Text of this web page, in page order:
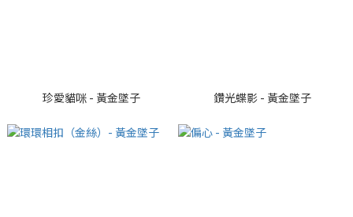
珍愛貓咪 - 黃金墜子 鑽光蝶影 - 黃金墜子